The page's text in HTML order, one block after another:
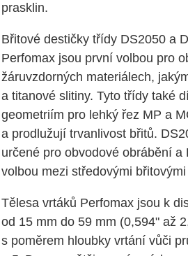
prasklin.
Břitové destičky třídy DS2050 a
Perfomax jsou první volbou pro
žáruvzdorných materiálech,
a titanové slitiny. Tyto třídy také
geometriím pro lehký řez MP a
a prodlužují trvanlivost břitů.
určené pro obvodové obrábění a
volbou mezi středovými
Tělesa vrtáků Perfomax jsou k
od 15 mm do 59 mm (0,594" až
s poměrem hloubky vrtání vůči